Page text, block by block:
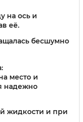
на ось и
её.
бесшумно
место и
надежно
жидкости и при